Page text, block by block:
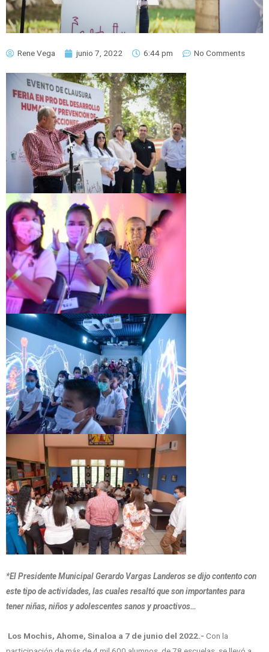
Rene Vega junio 7, 2022 6:44 pm No Comments
*El Presidente Municipal Gerardo Vargas Landeros se dijo contento con
este tipo de actividades, las cuales resaltó que son importantes para
tener niñas, niños y adolescentes sanos y proactivos…
Los Mochis, Ahome, Sinaloa a 7 de junio del 2022.- Con la